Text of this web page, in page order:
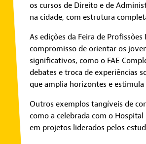
os cursos de Direito e de
na cidade, com estrutura
As edições da Feira de
compromisso de orientar os
significativos, como o FAE
debates e troca de experiências
que amplia horizontes e
Outros exemplos tangíveis de
como a celebrada com o
em projetos liderados pelos